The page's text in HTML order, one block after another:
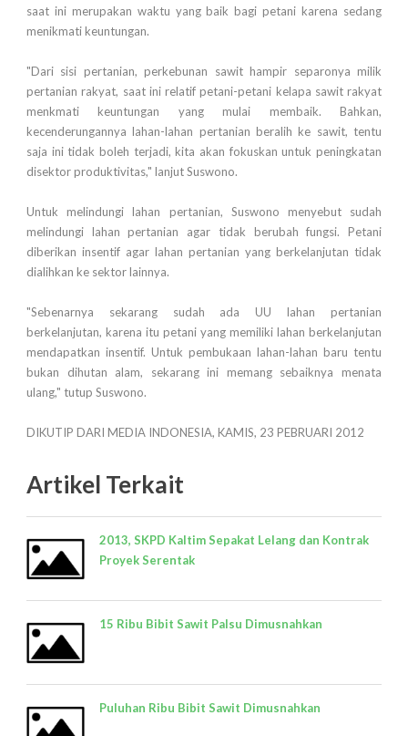
saat ini merupakan waktu yang baik bagi petani karena sedang
menikmati keuntungan.
"Dari sisi pertanian, perkebunan sawit hampir separonya milik
pertanian rakyat, saat ini relatif petani-petani kelapa sawit rakyat
menkmati keuntungan yang mulai membaik. Bahkan,
kecenderungannya lahan-lahan pertanian beralih ke sawit, tentu
saja ini tidak boleh terjadi, kita akan fokuskan untuk peningkatan
disektor produktivitas," lanjut Suswono.
Untuk melindungi lahan pertanian, Suswono menyebut sudah
melindungi lahan pertanian agar tidak berubah fungsi. Petani
diberikan insentif agar lahan pertanian yang berkelanjutan tidak
dialihkan ke sektor lainnya.
"Sebenarnya sekarang sudah ada UU lahan pertanian
berkelanjutan, karena itu petani yang memiliki lahan berkelanjutan
mendapatkan insentif. Untuk pembukaan lahan-lahan baru tentu
bukan dihutan alam, sekarang ini memang sebaiknya menata
ulang," tutup Suswono.
DIKUTIP DARI MEDIA INDONESIA, KAMIS, 23 PEBRUARI 2012
Artikel Terkait
2013, SKPD Kaltim Sepakat Lelang dan Kontrak
Proyek Serentak
15 Ribu Bibit Sawit Palsu Dimusnahkan
Puluhan Ribu Bibit Sawit Dimusnahkan